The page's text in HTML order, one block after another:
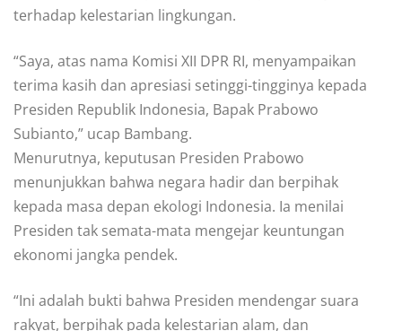
terhadap kelestarian lingkungan.
“Saya, atas nama Komisi XII DPR RI, menyampaikan
terima kasih dan apresiasi setinggi-tingginya kepada
Presiden Republik Indonesia, Bapak Prabowo
Subianto,” ucap Bambang.
Menurutnya, keputusan Presiden Prabowo
menunjukkan bahwa negara hadir dan berpihak
kepada masa depan ekologi Indonesia. Ia menilai
Presiden tak semata-mata mengejar keuntungan
ekonomi jangka pendek.
“Ini adalah bukti bahwa Presiden mendengar suara
rakyat, berpihak pada kelestarian alam, dan